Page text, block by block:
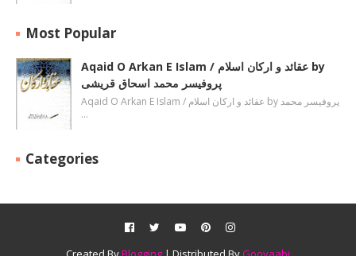
Most Popular
Aqaid O Arkan E Islam / عقائد و ارکان اسلام by
پروفیسر محمد اسحاق قریشی
Aqaid O Arkan E Islam / عقائد و ارکان اسلام by پروفیسر محمد
…
Categories